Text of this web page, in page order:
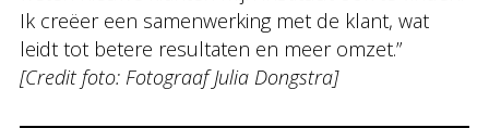
Ik creëer een samenwerking met de klant, wat
leidt tot betere resultaten en meer omzet.”
[Credit foto: Fotograaf Julia Dongstra]